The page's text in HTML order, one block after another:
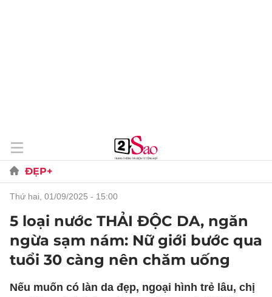
ĐẸP+
thứ hai, 01/09/2025 - 15:00
5 loại nước THẢI ĐỘC DA, ngăn
ngừa sạm nám: Nữ giới bước qua
tuổi 30 càng nên chăm uống
Nếu muốn có làn da đẹp, ngoại hình trẻ lâu, chị